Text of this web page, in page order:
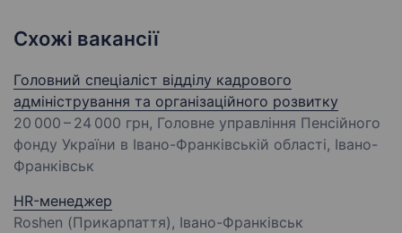
Схожі вакансії
Головний спеціаліст відділу кадрового
адміністрування та організаційного розвитку
20 000 – 24 000 грн, Головне управління Пенсійного
фонду України в Івано-Франківській області, Івано-
Франківськ
HR-менеджер
Roshen (Прикарпаття), Івано-Франківськ